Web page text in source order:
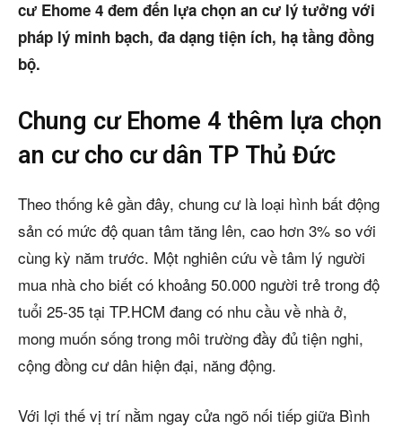
Liên hệ
Search
5/5(5 Reviews)
cư Ehome 4 đem đến lựa chọn an cư lý tưởng với
pháp lý minh bạch, đa dạng tiện ích, hạ tầng đồng
bộ.
Chung cư Ehome 4 thêm lựa chọn
an cư cho cư dân TP Thủ Đức
Theo thống kê gần đây, chung cư là loại hình bất động
sản có mức độ quan tâm tăng lên, cao hơn 3% so với
cùng kỳ năm trước. Một nghiên cứu về tâm lý người
mua nhà cho biết có khoảng 50.000 người trẻ trong độ
tuổi 25-35 tại TP.HCM đang có nhu cầu về nhà ở,
mong muốn sống trong môi trường đầy đủ tiện nghi,
cộng đồng cư dân hiện đại, năng động.
Với lợi thế vị trí nằm ngay cửa ngõ nối tiếp giữa Bình